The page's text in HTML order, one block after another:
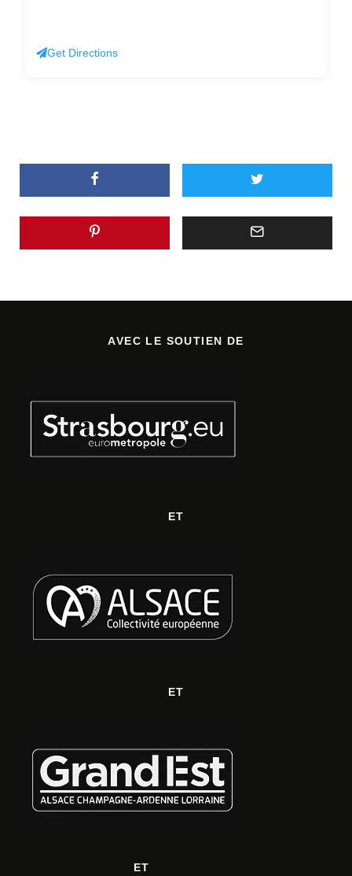
Get Directions
AVEC LE SOUTIEN DE
ET
ET
ET